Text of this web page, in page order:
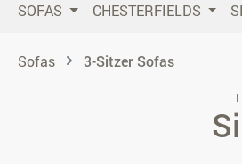
SOFAS CHESTERFIELDS
Sofas 3-Sitzer Sofas